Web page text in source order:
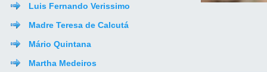
Luis Fernando Verissimo
Madre Teresa de Calcutá
Mário Quintana
Martha Medeiros